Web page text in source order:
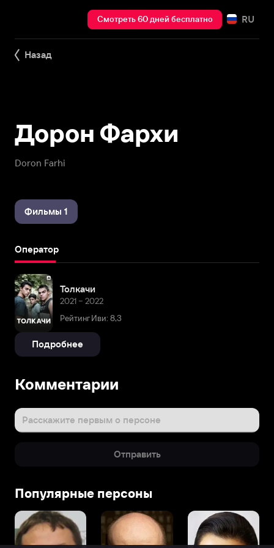
Смотреть 60 дней бесплатно RU
Назад
Doron Farhi
Дорон Фархи
Фильмы 1
Оператор
Толкачи
2021 – 2022
Рейтинг Иви: 8,3
Подробнее
Комментарии
Расскажите первым о персоне
Отправить
Популярные персоны